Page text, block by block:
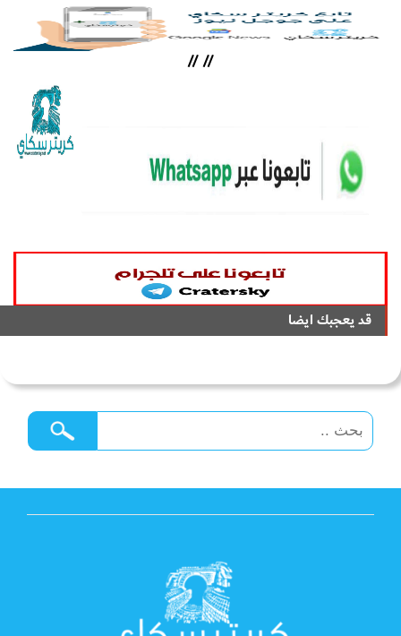
//
//
قد يعجبك ايضا